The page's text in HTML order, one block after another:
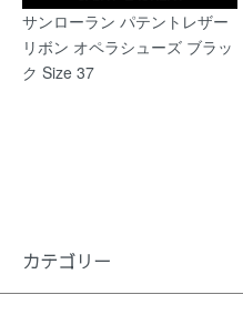
サンローラン パテントレザー
リボン オペラシューズ ブラッ
ク Size 37
カテゴリー